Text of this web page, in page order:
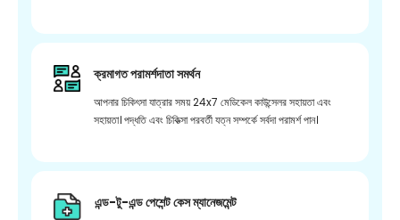
ক্রমাগত পরামর্শদাতা সমর্থন
আপনার চিকিৎসা যাত্রার সময় 24x7 মেডিকেল কাউন্সেলর সহায়তা এবং
সহায়তা। পদ্ধতি এবং চিকিত্সা পরবর্তী যত্ন সম্পর্কে সর্বদা পরামর্শ পান।
এন্ড-টু-এন্ড পেশেন্ট কেস ম্যানেজমেন্ট